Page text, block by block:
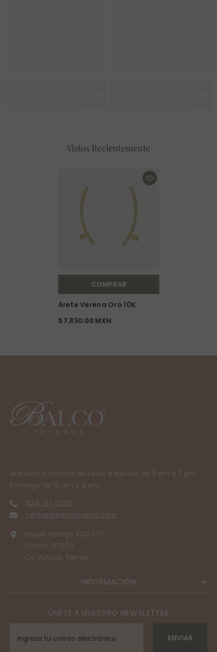
Vistos Recientemente
COMPRAR
Arete Verena Oro 10K
$ 7,830.00 MXN
Atención a clientes de lunes a sábado de 9 am a 7 pm.
Domingo de 10 am a 4 pm
834-314-3255
ventas@balcojoyeros.com
Miguel Hidalgo 1002 OTE
Centro, 87070
Cd Victoria, Tamps.
INFORMACIÓN
ÚNETE A NUESTRO NEWSLETTER
ENVIAR